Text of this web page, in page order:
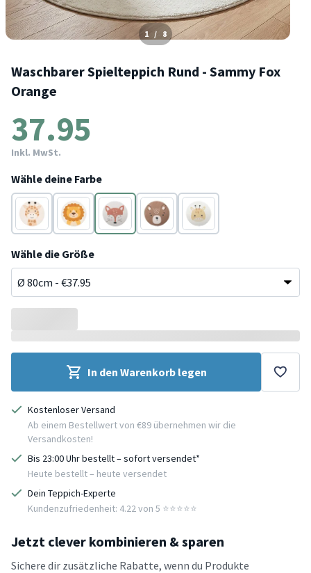
1 / 8
Waschbarer Spielteppich Rund - Sammy Fox
Orange
37.95
Inkl. MwSt.
Wähle deine Farbe
Beige Braun Orange Braun
Gelb
Wähle die Größe
In den Warenkorb legen
Kostenloser Versand
Ab einem Bestellwert von €89 übernehmen wir die
Versandkosten!
Bis 23:00 Uhr bestellt – sofort versendet*
Heute bestellt – heute versendet
Dein Teppich-Experte
Kundenzufriedenheit: 4.22 von 5 ⭐️⭐️⭐️⭐️⭐️
Jetzt clever kombinieren & sparen
Sichere dir zusätzliche Rabatte, wenn du Produkte